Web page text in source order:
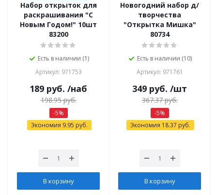
Набор открыток для
раскрашивания "С
Новым Годом!" 10шт
83200
Есть в наличии (1)
Артикул: 971753
189 руб. /наб
198.95руб.
-5%
Экономия 9.95 руб.
В корзину
Новогодний набор д/
творчества
"Открытка Мишка"
80734
Есть в наличии (10)
Артикул: 971761
349 руб. /шт
367.37руб.
-5%
Экономия 18.37 руб.
В корзину